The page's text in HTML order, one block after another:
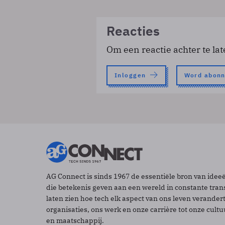
Reacties
Om een reactie achter te
Inloggen Word
AG Connect is sinds 1967 de essentiële bron van
die betekenis geven aan een wereld in constante
laten zien hoe tech elk aspect van ons leven
organisaties, ons werk en onze carrière tot onze
en maatschappij.